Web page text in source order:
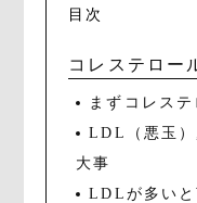
目次
コレステロー
まずコレス
LDL（悪玉
大事
LDLが多いと